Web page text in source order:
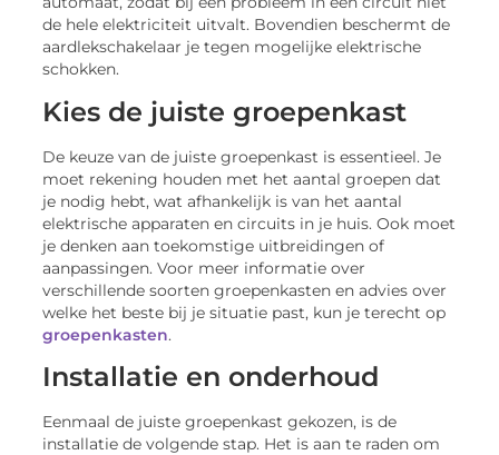
de hele elektriciteit uitvalt. Bovendien beschermt de
aardlekschakelaar je tegen mogelijke elektrische
schokken.
Kies de juiste groepenkast
De keuze van de juiste groepenkast is essentieel. Je
moet rekening houden met het aantal groepen dat
je nodig hebt, wat afhankelijk is van het aantal
elektrische apparaten en circuits in je huis. Ook moet
je denken aan toekomstige uitbreidingen of
aanpassingen. Voor meer informatie over
verschillende soorten groepenkasten en advies over
welke het beste bij je situatie past, kun je terecht op
groepenkasten.
Installatie en onderhoud
Eenmaal de juiste groepenkast gekozen, is de
installatie de volgende stap. Het is aan te raden om